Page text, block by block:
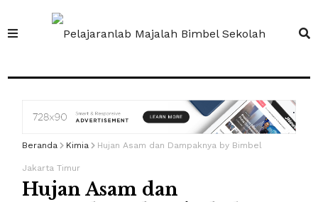
Beranda Kimia Hujan Asam dan Dampaknya by Bimbel
Jakarta Timur
Hujan Asam dan